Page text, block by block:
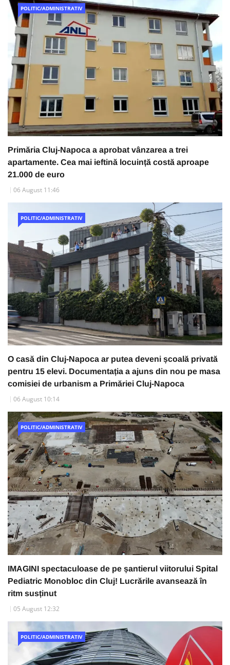
POLITIC/ADMINISTRATIV
Primăria Cluj-Napoca a aprobat vânzarea a trei
apartamente. Cea mai ieftină locuință costă aproape
21.000 de euro
06 August 11:46
POLITIC/ADMINISTRATIV
O casă din Cluj-Napoca ar putea deveni școală privată
pentru 15 elevi. Documentația a ajuns din nou pe masa
comisiei de urbanism a Primăriei Cluj-Napoca
06 August 10:14
POLITIC/ADMINISTRATIV
IMAGINI spectaculoase de pe șantierul viitorului Spital
Pediatric Monobloc din Cluj! Lucrările avansează în
ritm susținut
05 August 12:32
POLITIC/ADMINISTRATIV